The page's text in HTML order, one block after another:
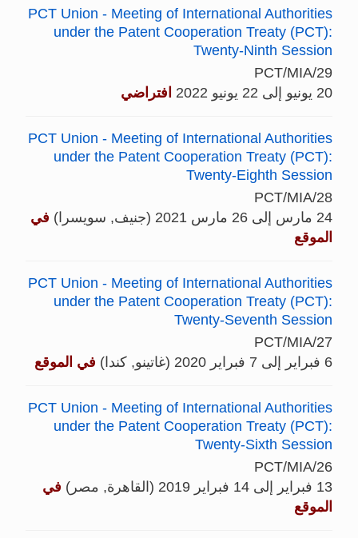
PCT Union - Meeting of International Authorities
under the Patent Cooperation Treaty (PCT):
Twenty-Ninth Session
PCT/MIA/29
20 يونيو إلى 22 يونيو 2022
افتراضي
PCT Union - Meeting of International Authorities
under the Patent Cooperation Treaty (PCT):
Twenty-Eighth Session
PCT/MIA/28
24 مارس إلى 26 مارس 2021 (جنيف, سويسرا)
في
الموقع
PCT Union - Meeting of International Authorities
under the Patent Cooperation Treaty (PCT):
Twenty-Seventh Session
PCT/MIA/27
6 فبراير إلى 7 فبراير 2020 (غاتينو, كندا)
في الموقع
PCT Union - Meeting of International Authorities
under the Patent Cooperation Treaty (PCT):
Twenty-Sixth Session
PCT/MIA/26
13 فبراير إلى 14 فبراير 2019 (القاهرة, مصر)
في
الموقع